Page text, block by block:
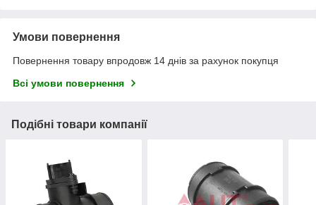
Умови повернення
Повернення товару впродовж 14 днів за рахунок покупця
Всі умови повернення
Подібні товари компанії